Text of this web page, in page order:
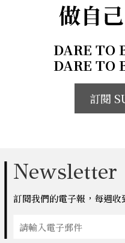
做自
DARE TO
DARE TO
訂閱
Newsletter
訂閱我們的電子報，每週